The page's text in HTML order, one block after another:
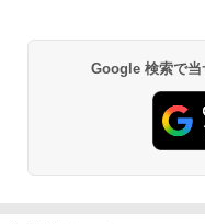
Google 検索で当